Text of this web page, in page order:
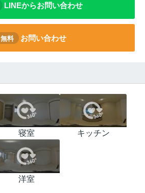
LINEからお問い合わせ
無料 お問い合わせ
寝室 キッチン
洋室